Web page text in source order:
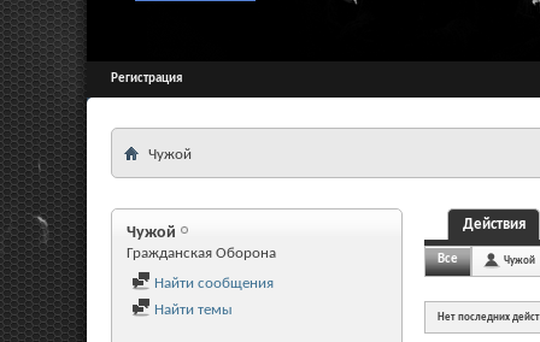
Регистрация
Чужой
Чужой
Гражданская Оборона
Найти сообщения
Найти темы
Действия
Все Чужой
Нет последних